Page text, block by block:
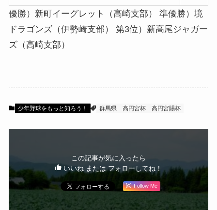
優勝）新町イーグレット（高崎支部） 準優勝）境
ドラゴンズ（伊勢崎支部） 第3位）新高尾ジャガー
ズ（高崎支部）
少年野球をもっと知ろう！ 群馬県 高円宮杯 高円宮賜杯
この記事が気に入ったら
いいね または フォローしてね！
Follow Me